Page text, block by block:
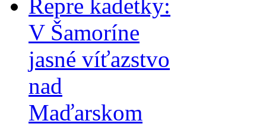
Repre kadetky:
V Šamoríne
jasné víťazstvo
nad
Maďarskom